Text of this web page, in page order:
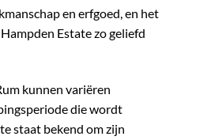
en erfgoed, en het
Estate zo geliefd
kunnen variëren
die wordt
staat bekend om zijn